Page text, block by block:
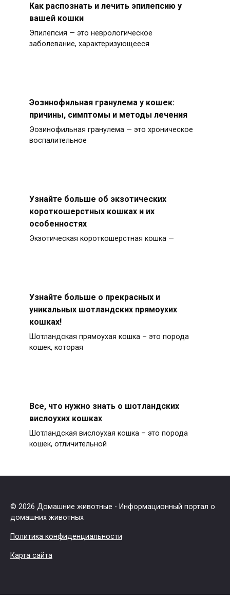
Как распознать и лечить эпилепсию у
вашей кошки
Эпилепсия — это неврологическое
заболевание, характеризующееся
Эозинофильная гранулема у кошек:
причины, симптомы и методы лечения
Эозинофильная гранулема — это хроническое
воспалительное
Узнайте больше об экзотических
короткошерстных кошках и их
особенностях
Экзотическая короткошерстная кошка —
Узнайте больше о прекрасных и
уникальных шотландских прямоухих
кошках!
Шотландская прямоухая кошка – это порода
кошек, которая
Все, что нужно знать о шотландских
вислоухих кошках
Шотландская вислоухая кошка – это порода
кошек, отличительной
© 2026 Домашние животные - Информационный портал о
домашних животных
Политика конфиденциальности
Карта сайта